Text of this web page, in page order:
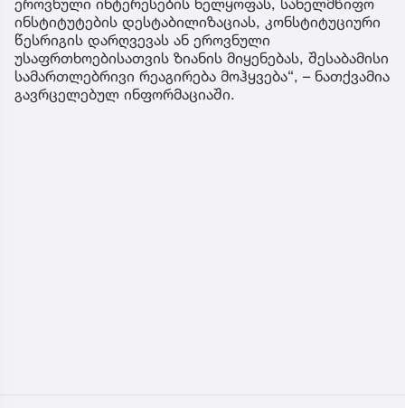
ინსტიტუტების დესტაბილიზაციას, კონსტიტუციური
წესრიგის დარღვევას ან ეროვნული
უსაფრთხოებისათვის ზიანის მიყენებას, შესაბამისი
სამართლებრივი რეაგირება მოჰყვება“, – ნათქვამია
გავრცელებულ ინფორმაციაში.